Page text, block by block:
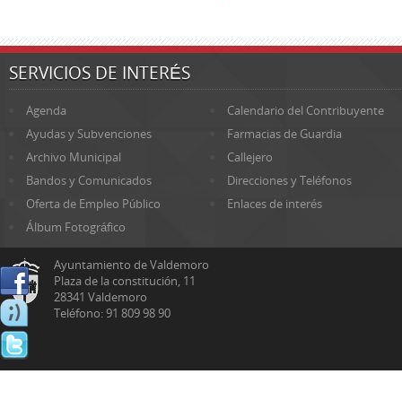
SERVICIOS DE INTERÉS
Agenda
Calendario del Contribuyente
Ayudas y Subvenciones
Farmacias de Guardia
Archivo Municipal
Callejero
Bandos y Comunicados
Direcciones y Teléfonos
Oferta de Empleo Público
Enlaces de interés
Álbum Fotográfico
Ayuntamiento de Valdemoro
Plaza de la constitución, 11
28341 Valdemoro
Teléfono: 91 809 98 90